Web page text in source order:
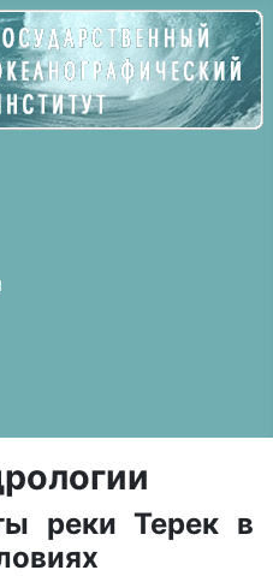
реки Терек в